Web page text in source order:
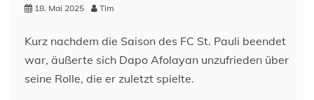
18. Mai 2025 Tim
Kurz nachdem die Saison des FC St. Pauli beendet
war, äußerte sich Dapo Afolayan unzufrieden über
seine Rolle, die er zuletzt spielte.